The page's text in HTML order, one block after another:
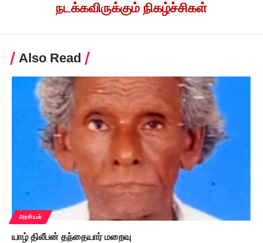
நடக்கவிருக்கும் நிகழ்ச்சிகள்
Also Read
அரசியல்
யாழ் திலீபன் தந்தையார் மறைவு